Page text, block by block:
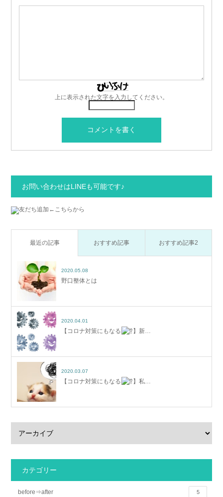
上に表示された文字を入力してください。
お問い合わせはLINEも可能です♪
←こちらから
最近の記事 おすすめ記事 おすすめ記事2
2020.05.08
野口整体とは
2020.04.01
【コロナ対策にもなる 】新…
2020.03.07
【コロナ対策にもなる 】私…
カテゴリー
before⇒after 5